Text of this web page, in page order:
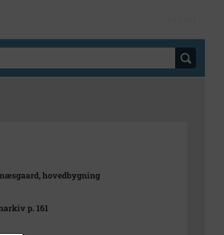
hovedbygning
p. 161